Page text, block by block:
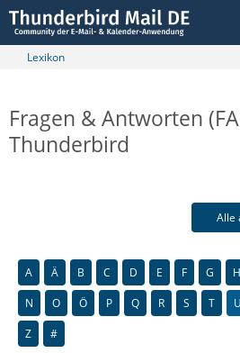
Lexikon
Fragen & Antworten
Thunderbird
Alle
A Ä B C D E F G H
N
O Ö P Q R S T U
Z
#